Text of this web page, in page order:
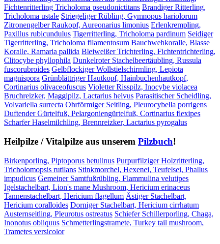
Fichtenritterling Tricholoma pseudonictitans Brandiger Ritterling,
Tricholoma ustale Striegeliger Rübling, Gymnopus hariolorum
Zitronengelber Raukopf, Aureonarius limonius Erlenkrempling,
Paxillus rubicundulus Tigerritterling, Tricholoma pardinum Seidiger
Tigerritterling, Tricholoma filamentosum Bauchwehkoralle, Blasse
Koralle, Ramaria pallida Bleiweißer Trichterling, Fichtentrichterling,
Clitocybe phyllophila Dunkelroter Stachelbeertäubling, Russula
fuscorubroides Gelbflockiger Wollstielschirmling, Lepiota
magnispora Grünblättriger Hautkopf, Hainbuchenhautkopf,
Cortinarius olivaceofuscus Violetter Risspilz, Inocybe violacea
Bruchreizker, Maggipilz, Lactarius helvus Parasitischer Scheidling,
Volvariella surrecta Ohrförmiger Seitling, Pleurocybella porrigens
Duftender Gürtelfuß, Pelargoniengürtelfuß, Cortinarius flexipes
Scharfer Haselmilchling, Brennreizker, Lactarius pyrogalus
Heilpilze / Vitalpilze aus unserem Pilzbuch!
Birkenporling, Piptoporus betulinus Purpurfilziger Holzritterling,
Tricholomopsis rutilans Stinkmorchel, Hexenei, Teufelsei, Phallus
impudicus Gemeiner Samtfußrübling, Flammulina velutipes
Igelstachelbart, Lion's mane Mushroom, Hericium erinaceus
Tannenstachelbart, Hericium flagellum Ästiger Stachelbart,
Hericium coralloides Dorniger Stachelbart, Hericium cirrhatum
Austernseitling, Pleurotus ostreatus Schiefer Schillerporling, Chaga,
Inonotus obliquus Schmetterlingstramete, Turkey tail mushroom,
Trametes versicolor